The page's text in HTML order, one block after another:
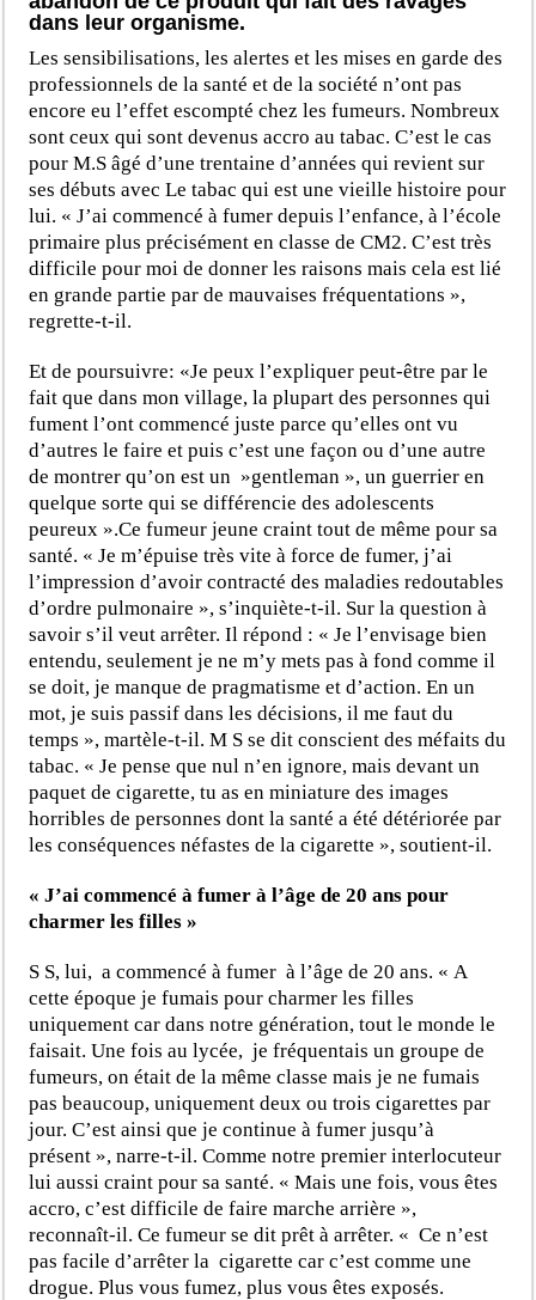
dans leur organisme.
Les sensibilisations, les alertes et les mises en garde des
professionnels de la santé et de la société n’ont pas
encore eu l’effet escompté chez les fumeurs. Nombreux
sont ceux qui sont devenus accro au tabac. C’est le cas
pour M.S âgé d’une trentaine d’années qui revient sur
ses débuts avec Le tabac qui est une vieille histoire pour
lui. « J’ai commencé à fumer depuis l’enfance, à l’école
primaire plus précisément en classe de CM2. C’est très
difficile pour moi de donner les raisons mais cela est lié
en grande partie par de mauvaises fréquentations »,
regrette-t-il.
Et de poursuivre: «Je peux l’expliquer peut-être par le
fait que dans mon village, la plupart des personnes qui
fument l’ont commencé juste parce qu’elles ont vu
d’autres le faire et puis c’est une façon ou d’une autre
de montrer qu’on est un »gentleman », un guerrier en
quelque sorte qui se différencie des adolescents
peureux ».Ce fumeur jeune craint tout de même pour sa
santé. «Je m’épuise très vite à force de fumer, j’ai
l’impression d’avoir contracté des maladies redoutables
d’ordre pulmonaire », s’inquiète-t-il. Sur la question à
savoir s’il veut arrêter. Il répond : « Je l’envisage bien
entendu, seulement je ne m’y mets pas à fond comme il
se doit, je manque de pragmatisme et d’action. En un
mot, je suis passif dans les décisions, il me faut du
temps », martèle-t-il. M S se dit conscient des méfaits du
tabac. « Je pense que nul n’en ignore, mais devant un
paquet de cigarette, tu as en miniature des images
horribles de personnes dont la santé a été détériorée par
les conséquences néfastes de la cigarette », soutient-il.
« J’ai commencé à fumer à l’âge de 20 ans pour
charmer les filles »
S S, lui, a commencé à fumer à l’âge de 20 ans. « A
cette époque je fumais pour charmer les filles
uniquement car dans notre génération, tout le monde le
faisait. Une fois au lycée, je fréquentais un groupe de
fumeurs, on était de la même classe mais je ne fumais
pas beaucoup, uniquement deux ou trois cigarettes par
jour. C’est ainsi que je continue à fumer jusqu’à
présent », narre-t-il. Comme notre premier interlocuteur
lui aussi craint pour sa santé. « Mais une fois, vous êtes
accro, c’est difficile de faire marche arrière »,
reconnaît-il. Ce fumeur se dit prêt à arrêter. « Ce n’est
pas facile d’arrêter la cigarette car c’est comme une
drogue. Plus vous fumez, plus vous êtes exposés.